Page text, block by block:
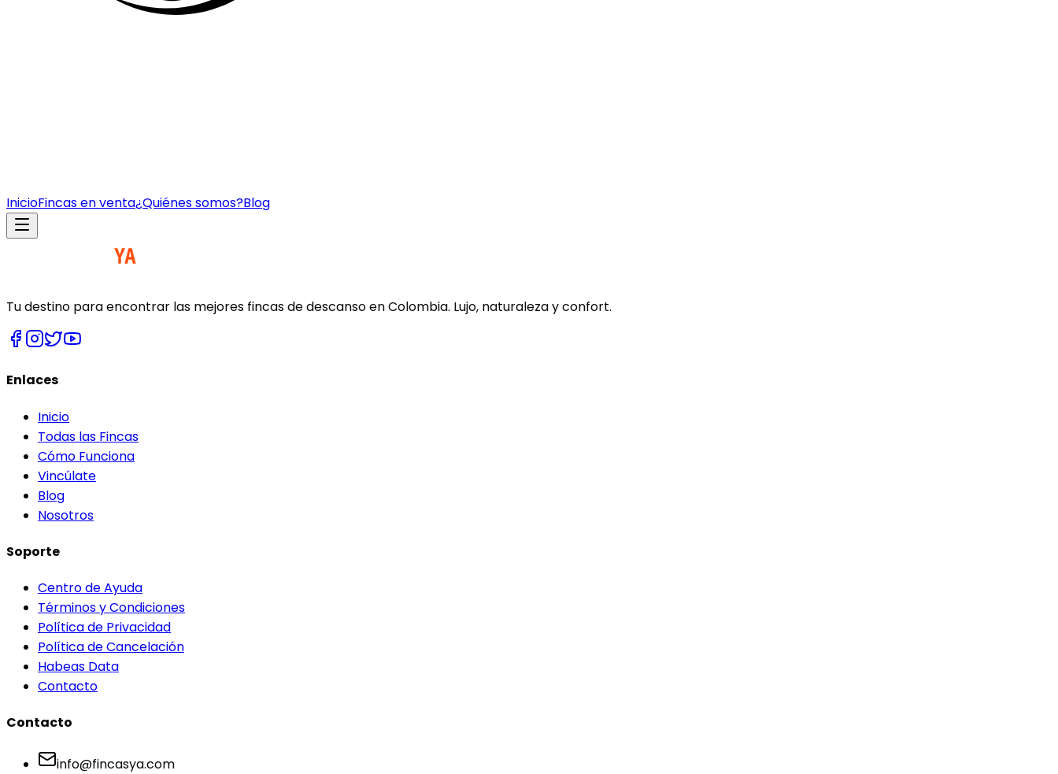
InicioFincas en venta¿Quiénes somos?Blog
Tu destino para encontrar las mejores fincas de descanso en Colombia. Lujo, naturaleza y confort.
Enlaces
Inicio
Todas las Fincas
Cómo Funciona
Vincúlate
Blog
Nosotros
Soporte
Centro de Ayuda
Términos y Condiciones
Política de Privacidad
Política de Cancelación
Habeas Data
Contacto
Contacto
info@fincasya.com